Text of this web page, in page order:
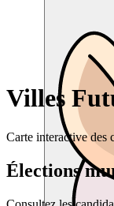
Villes
Carte interactive des
Élections